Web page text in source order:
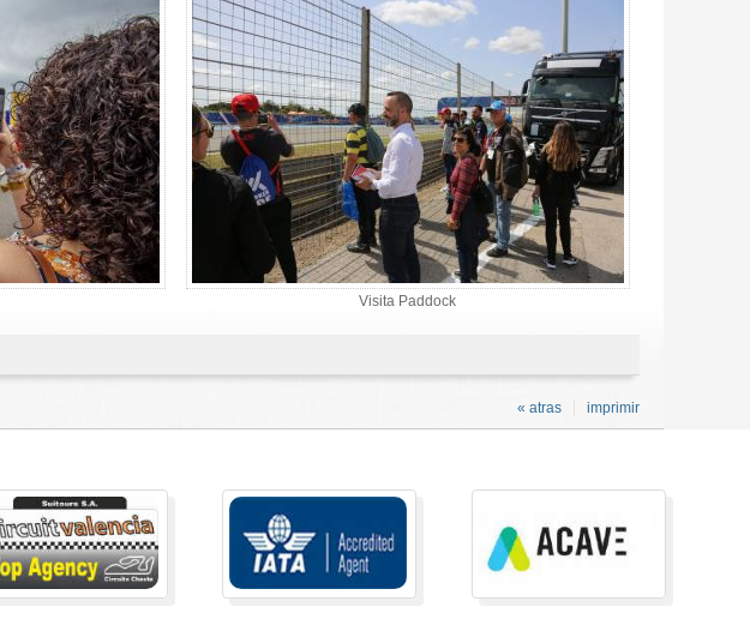
Visita Paddock
imprimir
« atras